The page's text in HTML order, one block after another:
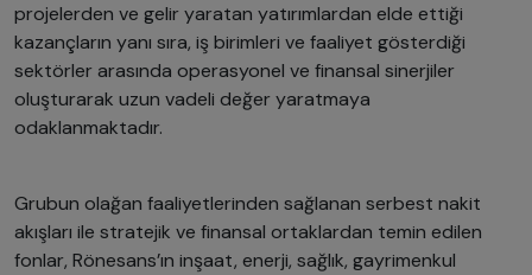
projelerden ve gelir yaratan yatırımlardan elde ettiği
kazançların yanı sıra, iş birimleri ve faaliyet gösterdiği
sektörler arasında operasyonel ve finansal sinerjiler
oluşturarak uzun vadeli değer yaratmaya
odaklanmaktadır.
Grubun olağan faaliyetlerinden sağlanan serbest nakit
akışları ile stratejik ve finansal ortaklardan temin edilen
fonlar, Rönesans’ın inşaat, enerji, sağlık, gayrimenkul